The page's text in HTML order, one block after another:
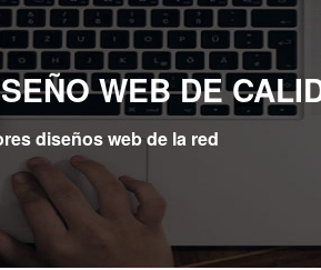
WEB DE
diseños web de la red